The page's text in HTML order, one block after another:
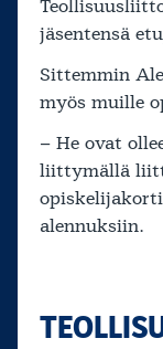
jäsentensä
Sittemmin
myös muille
– He ovat
liittymällä
alennuksiin.